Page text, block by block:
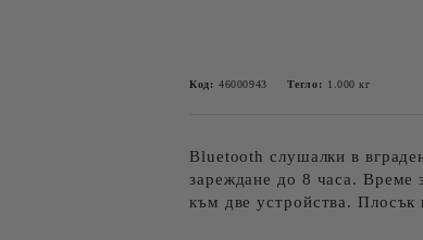
Код: 46000943 Тегло: 1.000 кг
Bluetooth слушалки в
зареждане до 8 часа. Време
към две устройства. Плосък